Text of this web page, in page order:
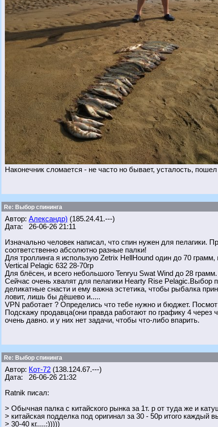
Наконечник сломается - не часто но бывает, усталость,
Re: Выбор спининга
Автор: Александр) (185.24.41.---)
Дата: 26-06-26 21:11
Изначально человек написал, что спин нужен для пелагики.
соответственно абсолютно разные палки!
Для троллинга я использую Zetrix HellHound один до 70
Vertical Pelagic 632 28-70гр
Для блёсен, и всего небольшого Tenryu Swat Wind до 28 грамм.
Сейчас очень хвалят для пелагики Hearty Rise
деликатные снасти и ему важна эстетика, чтобы рыбалка
ловит, лишь бы дёшево и.....
VPN работает ? Определись что тебе нужно и бюджет.
Подскажу продавца(они правда работают по графику 4 через
очень давно. и у них нет задачи, чтобы что-либо впарить.
Re: Выбор спининга
Автор: Кот-72 (138.124.67.---)
Дата: 26-06-26 21:32
Ratnik писал:
> Обычная палка с китайского рынка за 1т. р от туда же и
> китайская подделка под оригинал за 30 - 50р итого каждый
> 30-40 кг.....:)))))